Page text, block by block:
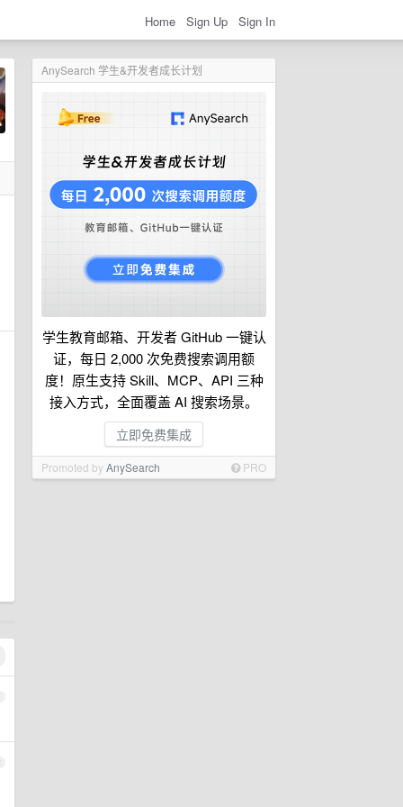
Home Sign Up Sign In
AnySearch 学生&开发者成长计划
学生教育邮箱、开发者 GitHub 一键认
证，每日 2,000 次免费搜索调用额
度！原生支持 Skill、MCP、API 三种
接入方式，全面覆盖 AI 搜索场景。
立即免费集成
Promoted byAnySearch PRO